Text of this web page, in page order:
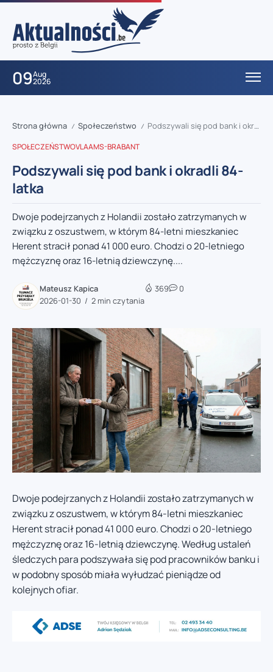
09Aug
2026
Strona główna / Społeczeństwo / Podszywali się pod bank i okradli 84-latka
SPOŁECZEŃSTWOVLAAMS-BRABANT
Podszywali się pod bank i okradli 84-
latka
Dwoje podejrzanych z Holandii zostało zatrzymanych w
związku z oszustwem, w którym 84-letni mieszkaniec
Herent stracił ponad 41 000 euro. Chodzi o 20-letniego
mężczyznę oraz 16-letnią dziewczynę....
Mateusz Kapica
2026-01-30
2 min czytania
369 0
Dwoje podejrzanych z Holandii zostało zatrzymanych w
związku z oszustwem, w którym 84-letni mieszkaniec
Herent stracił ponad 41 000 euro. Chodzi o 20-letniego
mężczyznę oraz 16-letnią dziewczynę. Według ustaleń
śledczych para podszywała się pod pracowników banku i
w podobny sposób miała wyłudzać pieniądze od
kolejnych ofiar.